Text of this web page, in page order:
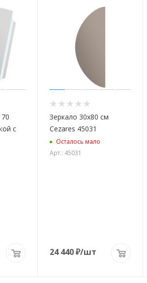
с
Зеркало 30x80 см
Cezares 45031
Осталось мало
Арт.: 45031
24 440₽/шт